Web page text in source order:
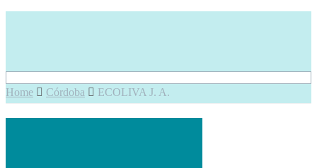
Home Córdoba ECOLIVA J. A.